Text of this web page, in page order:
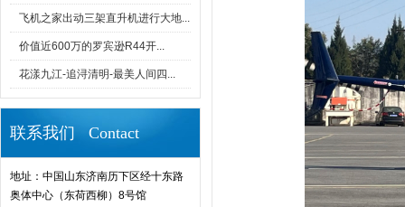
飞机之家出动三架直升机进行大地...
价值近600万的罗宾逊R44开...
花漾九江-追浔清明-最美人间四...
联系我们 Contact
地址：中国山东济南历下区经十东路
奥体中心（东荷西柳）8号馆